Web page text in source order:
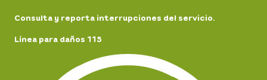
Consulta y reporta interrupciones del servicio.
Línea para daños 115